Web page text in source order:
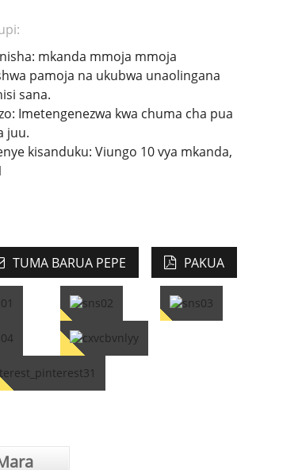
mkanda mmoja mmoja
pamoja na ukubwa unaolingana
sana.
Imetengenezwa kwa chuma cha pua
juu.
kisanduku: Viungo 10 vya mkanda,
TUMA BARUA PEPE PAKUA